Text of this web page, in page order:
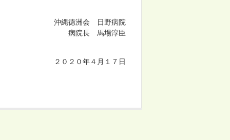
日野病院
病院長 馬場淳臣
２０２０年４月１７日